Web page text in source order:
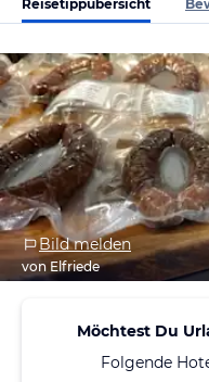
Reisetippübersicht
Bild melden
von Elfriede
Möchtest Du
Folgende